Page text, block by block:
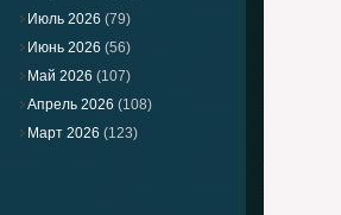
Июль 2026 (79)
Июнь 2026 (56)
Май 2026 (107)
Апрель 2026 (108)
Март 2026 (123)